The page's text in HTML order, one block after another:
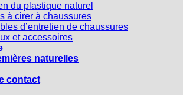
du plastique naturel
à cirer à chaussures
d’entretien de chaussures
et accessoires
naturelles
contact